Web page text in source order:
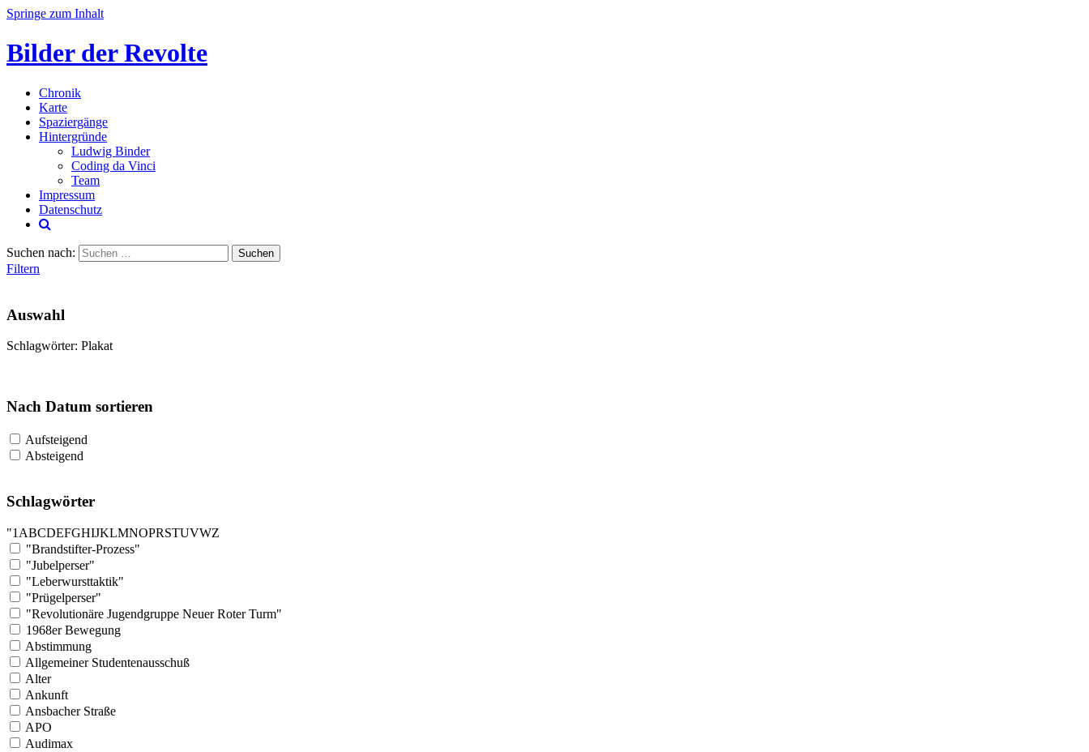
Springe zum Inhalt
Bilder der Revolte
Chronik
Karte
Spaziergänge
Hintergründe
Ludwig Binder
Coding da Vinci
Team
Impressum
Datenschutz
Suchen nach:
Filtern
Auswahl
Schlagwörter: Plakat
Nach Datum sortieren
Aufsteigend
Absteigend
Schlagwörter
"1 ABCDEFGHIJKLMNOPRSTUVWZ
"Brandstifter-Prozess"
"Jubelperser"
"Leberwursttaktik"
"Prügelperser"
"Revolutionäre Jugendgruppe Neuer Roter Turm"
1968er Bewegung
Abstimmung
Allgemeiner Studentenausschuß
Alter
Ankunft
Ansbacher Straße
APO
Audimax